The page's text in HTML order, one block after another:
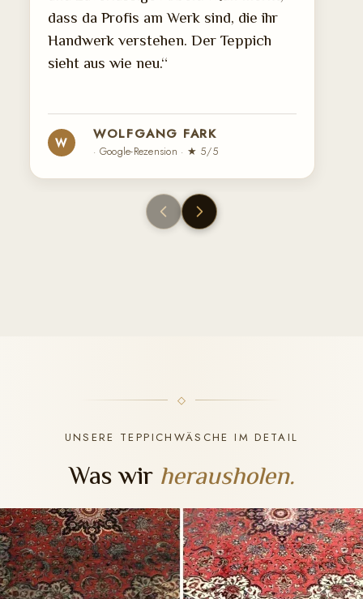
dass da Profis am Werk sind, die ihr
Handwerk verstehen. Der Teppich
sieht aus wie neu.“
W WOLFGANG FARK
· Google-Rezension · ★ 5/5
UNSERE TEPPICHWÄSCHE IM DETAIL
Was wir herausholen.